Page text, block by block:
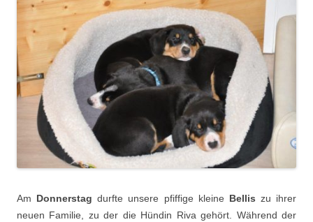
Am Donnerstag durfte unsere pfiffige kleine Bellis zu ihrer
neuen Familie, zu der die Hündin Riva gehört. Während der